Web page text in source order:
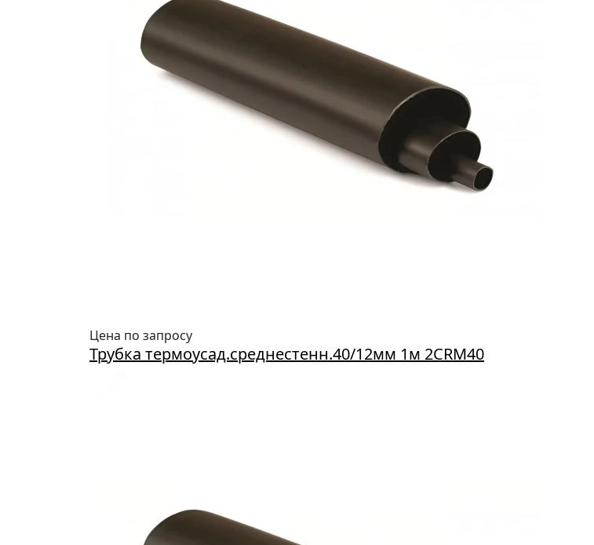
Цена по запросу
Трубка термоусад.среднестенн.40/12мм 1м 2CRM40